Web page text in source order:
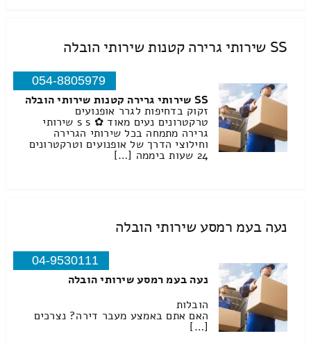
SS שירותי גרירה קטנות שירותי הובלה
054-8805979
SS שירותי גרירה קטנות שירותי הובלה
זקוק בדחיפות לגרר אופנועים
טרקטרונים נעים מאוד ✿ s s שירותי
גרירה מתמחה בכל שירותי הגרירה
וחילוצי הדרך של אופנועים וטרקטרונים
24 שעות ביממה […]
נעה בעמ רמסע שירותי הובלה
04-9530111
נעה בעמ רמסע שירותי הובלה
הובלות
האם אתם באמצע מעבר דירה? נצרכים
[…]